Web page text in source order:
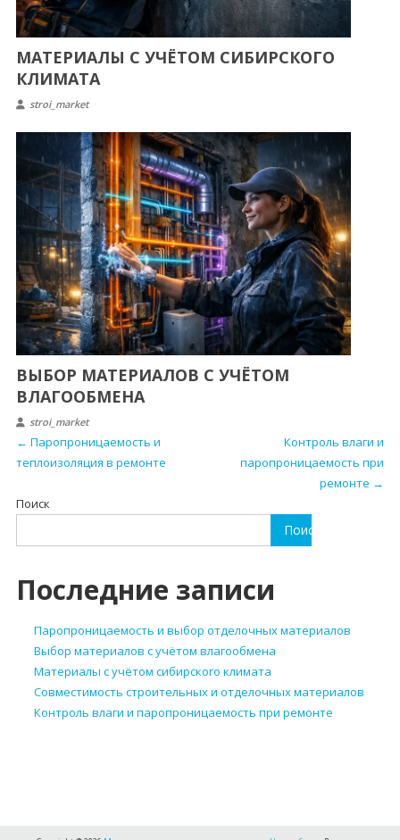
МАТЕРИАЛЫ С УЧЁТОМ СИБИРСКОГО
КЛИМАТА
stroi_market
ВЫБОР МАТЕРИАЛОВ С УЧЁТОМ
ВЛАГООБМЕНА
stroi_market
← Паропроницаемость и
теплоизоляция в ремонте
Контроль влаги и
паропроницаемость при
ремонте →
Поиск
Поиск
Последние записи
Паропроницаемость и выбор отделочных материалов
Выбор материалов с учётом влагообмена
Материалы с учётом сибирского климата
Совместимость строительных и отделочных материалов
Контроль влаги и паропроницаемость при ремонте